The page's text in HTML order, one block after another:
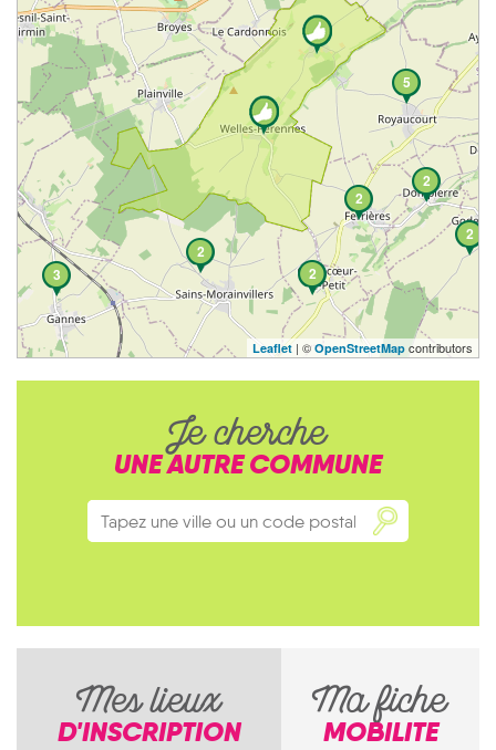
2
2
2
3
2
5
2
Leaflet | © OpenStreetMap contributors
Je cherche
UNE AUTRE COMMUNE
Mes lieux
D'INSCRIPTION Ma fiche
MOBILITE